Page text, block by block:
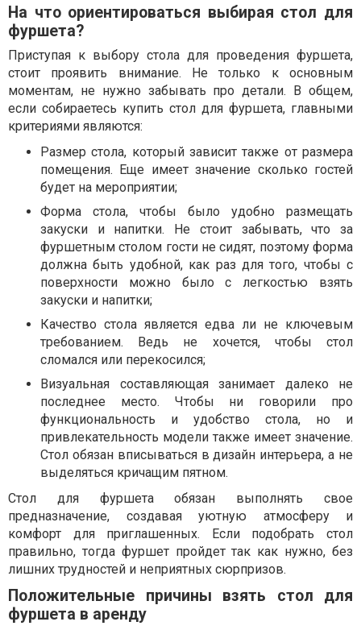
На что ориентироваться выбирая стол для
фуршета?
Приступая к выбору стола для проведения фуршета,
стоит проявить внимание. Не только к основным
моментам, не нужно забывать про детали. В общем,
если собираетесь купить стол для фуршета, главными
критериями являются:
Размер стола, который зависит также от размера
помещения. Еще имеет значение сколько гостей
будет на мероприятии;
Форма стола, чтобы было удобно размещать
закуски и напитки. Не стоит забывать, что за
фуршетным столом гости не сидят, поэтому форма
должна быть удобной, как раз для того, чтобы с
поверхности можно было с легкостью взять
закуски и напитки;
Качество стола является едва ли не ключевым
требованием. Ведь не хочется, чтобы стол
сломался или перекосился;
Визуальная составляющая занимает далеко не
последнее место. Чтобы ни говорили про
функциональность и удобство стола, но и
привлекательность модели также имеет значение.
Стол обязан вписываться в дизайн интерьера, а не
выделяться кричащим пятном.
Стол для фуршета обязан выполнять свое
предназначение, создавая уютную атмосферу и
комфорт для приглашенных. Если подобрать стол
правильно, тогда фуршет пройдет так как нужно, без
лишних трудностей и неприятных сюрпризов.
Положительные причины взять стол для
фуршета в аренду